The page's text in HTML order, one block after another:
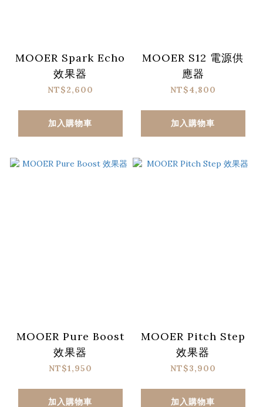
MOOER Spark Echo
效果器
NT$2,600
加入購物車
MOOER S12 電源供
應器
NT$4,800
加入購物車
MOOER Pure Boost
效果器
NT$1,950
加入購物車
MOOER Pitch Step
效果器
NT$3,900
加入購物車